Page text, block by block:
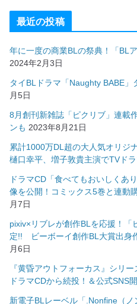
最近の投稿
年に一度の商業BLの祭典！「BL
2024年2月3日
タイBLドラマ「Naughty BABE」
月5日
8月創刊新雑誌「ピクリブ」連載
ンも 2023年8月21日
累計1000万DL超の大人気オリジ
樋口幸平、増子敦貴主演でTVドラ
ドラマCD「食べてもおいしくあ
像を公開！コミックス5巻と連動
月7日
pixiv×リブレが創作BLを応援！「
定!! ビーボーイ創作BL大賞出身
月6日
『黄昏アウトフォーカス』シリ
ドラマCDから続投！＆公式SNS開
新電子BLレーベル「.Nonfine（ノ